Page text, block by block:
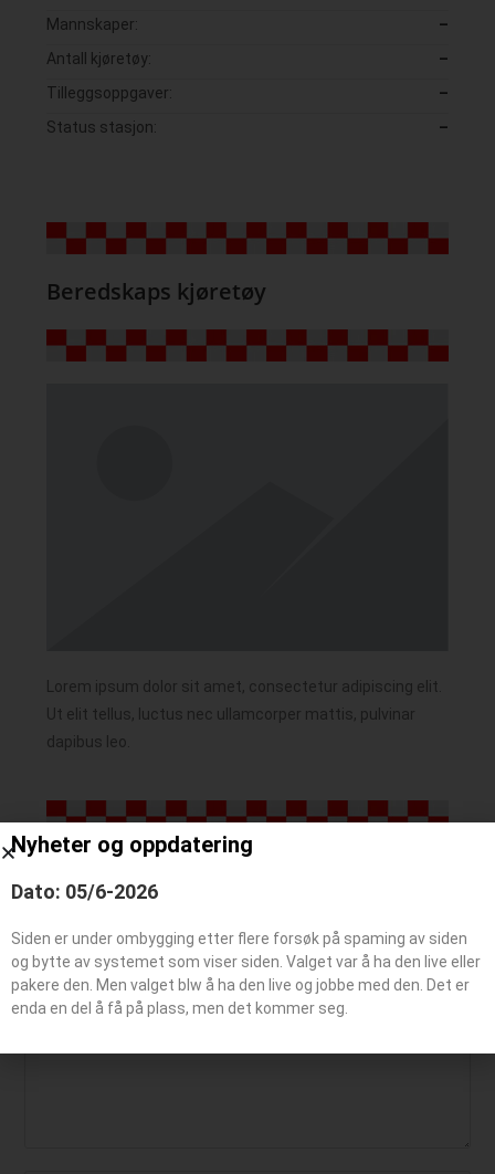
Mannskaper:
–
Antall kjøretøy:
–
Tilleggsoppgaver:
–
Status stasjon:
–
Beredskaps kjøretøy
Lorem ipsum dolor sit amet, consectetur adipiscing elit.
Ut elit tellus, luctus nec ullamcorper mattis, pulvinar
dapibus leo.
Legg igjen en kommentar
Nyheter og oppdatering
Dato: 05/6-2026
Siden er under ombygging etter flere forsøk på spaming av siden
og bytte av systemet som viser siden. Valget var å ha den live eller
pakere den. Men valget blw å ha den live og jobbe med den. Det er
enda en del å få på plass, men det kommer seg.